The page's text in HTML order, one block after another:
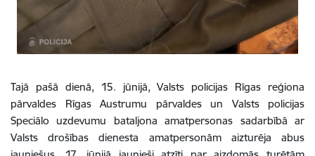
Tajā pašā dienā, 15. jūnijā, Valsts policijas Rīgas reģiona
pārvaldes Rīgas Austrumu pārvaldes un Valsts policijas
Speciālo uzdevumu bataljona amatpersonas sadarbībā ar
Valsts drošības dienesta amatpersonām aizturēja abus